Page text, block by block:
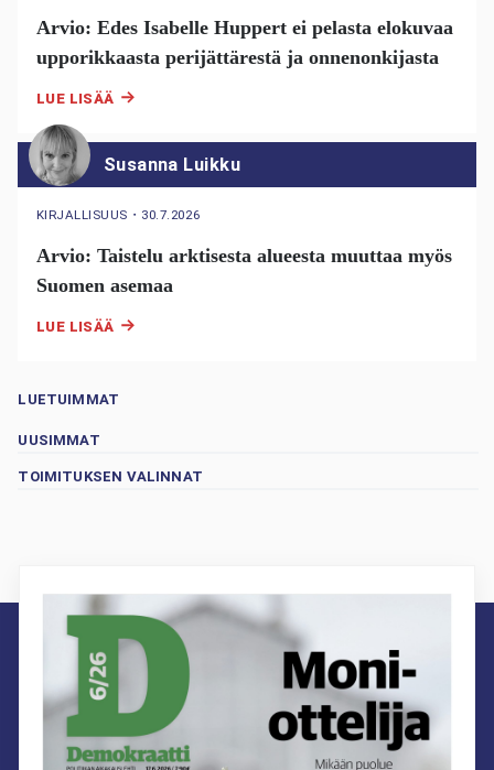
Arvio: Edes Isabelle Huppert ei pelasta elokuvaa
upporikkaasta perijättärestä ja onnenonkijasta
LUE LISÄÄ
Susanna Luikku
KIRJALLISUUS ・ 30.7.2026
Arvio: Taistelu arktisesta alueesta muuttaa myös
Suomen asemaa
LUE LISÄÄ
LUETUIMMAT
UUSIMMAT
TOIMITUKSEN VALINNAT